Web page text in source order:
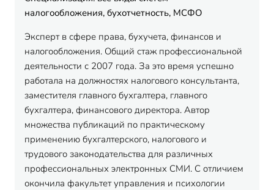
налогообложения, бухотчетность, МСФО
Эксперт в сфере права, бухучета, финансов и
налогообложения. Общий стаж профессиональной
деятельности с 2007 года. За это время успешно
работала на должностях налогового консультанта,
заместителя главного бухгалтера, главного
бухгалтера, финансового директора. Автор
множества публикаций по практическому
применению бухгалтерского, налогового и
трудового законодательства для различных
профессиональных электронных СМИ. С отличием
окончила факультет управления и психологии